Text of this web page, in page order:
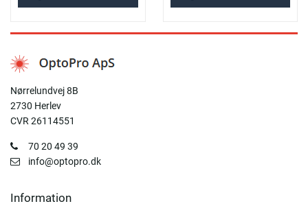
Nørrelundvej 8B
2730 Herlev
CVR 26114551
70 20 49 39
info@optopro.dk
Information